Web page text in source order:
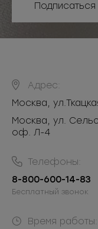
Подписаться
Адрес:
Москва,
Москва, ул.
оф. Л-4
Телефоны:
8-800-600-14-83
Бесплатный звонок
Время работы: